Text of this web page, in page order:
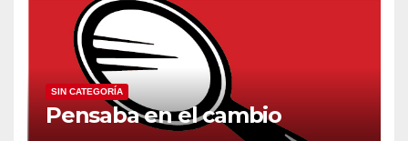
SIN CATEGORÍA
Pensaba en el cambio